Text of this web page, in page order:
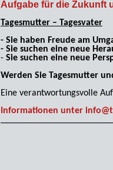
Aufgabe für die Zukunft
Tagesmutter – Tagesvater
- Sie haben Freude am
- Sie suchen eine neue
- Sie suchen eine neue
Werden Sie Tagesmutter
Eine verantwortungsvolle
Informationen unter